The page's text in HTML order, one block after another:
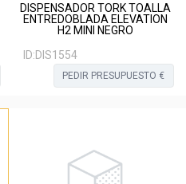
DISPENSADOR TORK TOALLA
ENTREDOBLADA ELEVATION
H2 MINI NEGRO
ID:DIS1554
PEDIR PRESUPUESTO €